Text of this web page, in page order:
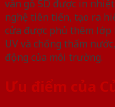
vân gỗ 5D được in
nghệ tiên tiến, tạo ra
cửa được phủ thêm lớp
UV và chống thấm
động của môi trường.
Ưu điểm của